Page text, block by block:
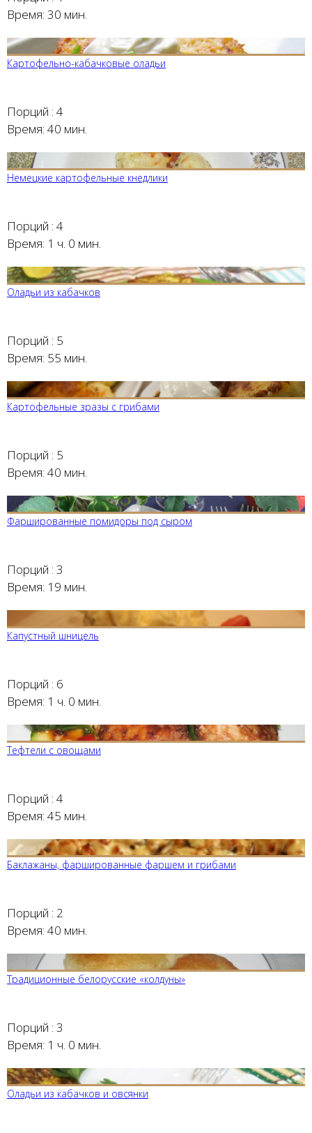
Время: 30 мин.
Картофельно-кабачковые оладьи
Порций : 4
Время: 40 мин.
Немецкие картофельные кнедлики
Порций : 4
Время: 1 ч. 0 мин.
Оладьи из кабачков
Порций : 5
Время: 55 мин.
Картофельные зразы с грибами
Порций : 5
Время: 40 мин.
Фаршированные помидоры под сыром
Порций : 3
Время: 19 мин.
Капустный шницель
Порций : 6
Время: 1 ч. 0 мин.
Тефтели с овощами
Порций : 4
Время: 45 мин.
Баклажаны, фаршированные фаршем и грибами
Порций : 2
Время: 40 мин.
Традиционные белорусские «колдуны»
Порций : 3
Время: 1 ч. 0 мин.
Оладьи из кабачков и овсянки